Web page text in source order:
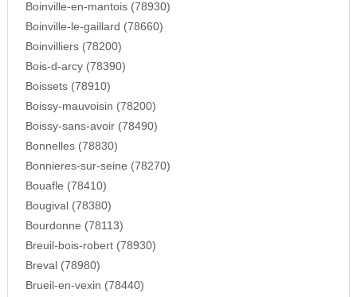
Boinville-en-mantois (78930)
Boinville-le-gaillard (78660)
Boinvilliers (78200)
Bois-d-arcy (78390)
Boissets (78910)
Boissy-mauvoisin (78200)
Boissy-sans-avoir (78490)
Bonnelles (78830)
Bonnieres-sur-seine (78270)
Bouafle (78410)
Bougival (78380)
Bourdonne (78113)
Breuil-bois-robert (78930)
Breval (78980)
Brueil-en-vexin (78440)